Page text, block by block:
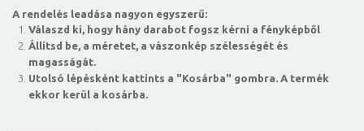
A rendelés leadása nagyon egyszerű:
Válaszd ki, hogy hány darabot fogsz kérni a fényképből
Állítsd be, a méretet, a vászonkép szélességét és
magasságát.
Utolsó lépésként kattints a "Kosárba" gombra. A termék
ekkor kerül a kosárba.